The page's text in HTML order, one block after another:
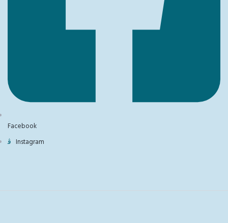
Facebook
Instagram